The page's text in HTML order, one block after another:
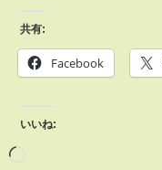
共有:
Facebook
いいね: